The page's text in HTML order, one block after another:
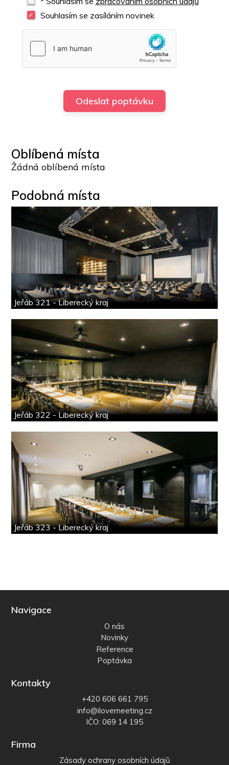
Souhlasím se zasíláním novinek
Oblíbená místa
Žádná oblíbená místa
Podobná místa
Jeřáb 321 - Liberecký kraj
Jeřáb 322 - Liberecký kraj
Jeřáb 323 - Liberecký kraj
Navigace
O nás
Novinky
Reference
Poptávka
Kontakty
+420 606 661 795
info@ilovemeeting.cz
IČO: 069 14 195
Firma
Zásady ochrany osobních údajů